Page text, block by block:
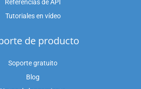
Referencias de API
Tutoriales en vídeo
de producto
Soporte gratuito
Blog